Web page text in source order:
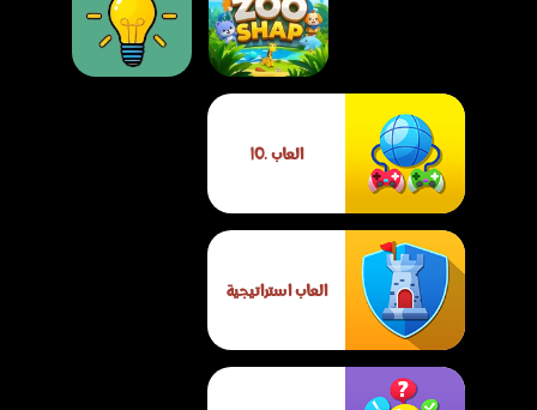
لعبة دوغو دروب
الكرتون
الحيوان
العاب .IO
العاب استراتيجية